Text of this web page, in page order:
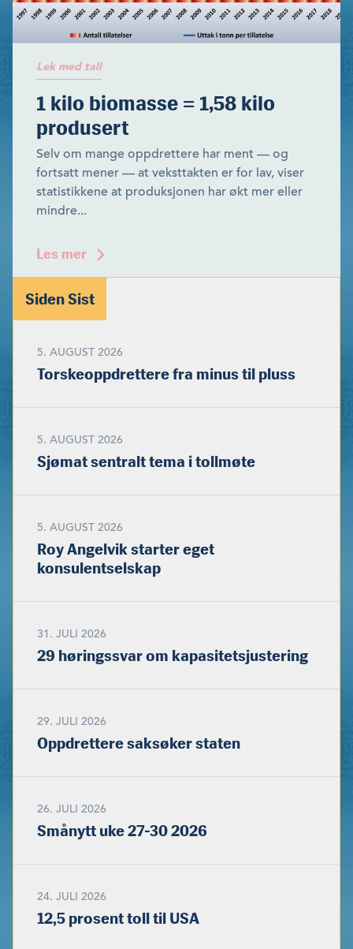
Lek med tall
1 kilo biomasse = 1,58 kilo
produsert
Selv om mange oppdrettere har ment — og
fortsatt mener — at veksttakten er for lav, viser
statistikkene at produksjonen har økt mer eller
mindre...
Les mer
Siden Sist
5. AUGUST 2026
Torskeoppdrettere fra minus til pluss
5. AUGUST 2026
Sjømat sentralt tema i tollmøte
5. AUGUST 2026
Roy Angelvik starter eget
konsulentselskap
31. JULI 2026
29 høringssvar om kapasitetsjustering
29. JULI 2026
Oppdrettere saksøker staten
26. JULI 2026
Smånytt uke 27-30 2026
24. JULI 2026
12,5 prosent toll til USA